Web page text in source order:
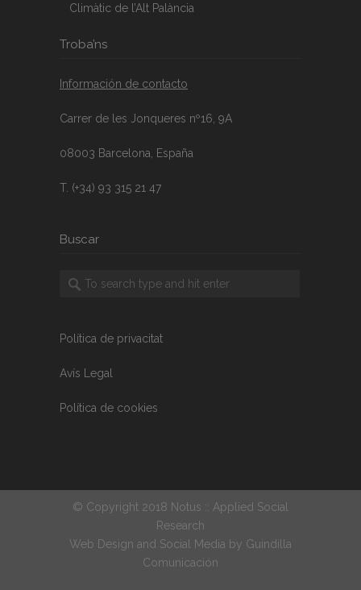
Climàtic de l’Alt Palància
Troba’ns
Información de contacto
Carrer de les Jonqueres nº16, 9A
08003 Barcelona, España
T. (+34) 93 315 21 47
Buscar
Política de privacitat
Avís Legal
Política de cookies
© Copyright 2018 Notus :: Applied Social
Research
Web Design and Social Media by Guindilla
Comunicación